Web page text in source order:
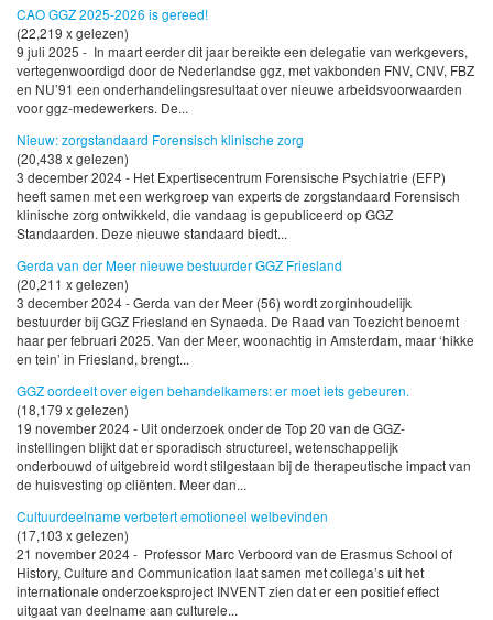
CAO GGZ 2025-2026 is gereed!
(22,219 x gelezen)
9 juli 2025 - In maart eerder dit jaar bereikte een delegatie van werkgevers,
vertegenwoordigd door de Nederlandse ggz, met vakbonden FNV, CNV, FBZ
en NU’91 een onderhandelingsresultaat over nieuwe arbeidsvoorwaarden
voor ggz-medewerkers. De...
Nieuw: zorgstandaard Forensisch klinische zorg
(20,438 x gelezen)
3 december 2024 - Het Expertisecentrum Forensische Psychiatrie (EFP)
heeft samen met een werkgroep van experts de zorgstandaard Forensisch
klinische zorg ontwikkeld, die vandaag is gepubliceerd op GGZ
Standaarden. Deze nieuwe standaard biedt...
Gerda van der Meer nieuwe bestuurder GGZ Friesland
(20,211 x gelezen)
3 december 2024 - Gerda van der Meer (56) wordt zorginhoudelijk
bestuurder bij GGZ Friesland en Synaeda. De Raad van Toezicht benoemt
haar per februari 2025. Van der Meer, woonachtig in Amsterdam, maar ‘hikke
en tein’ in Friesland, brengt...
GGZ oordeelt over eigen behandelkamers: er moet iets gebeuren.
(18,179 x gelezen)
19 november 2024 - Uit onderzoek onder de Top 20 van de GGZ-
instellingen blijkt dat er sporadisch structureel, wetenschappelijk
onderbouwd of uitgebreid wordt stilgestaan bij de therapeutische impact van
de huisvesting op cliënten. Meer dan...
Cultuurdeelname verbetert emotioneel welbevinden
(17,103 x gelezen)
21 november 2024 - Professor Marc Verboord van de Erasmus School of
History, Culture and Communication laat samen met collega’s uit het
internationale onderzoeksproject INVENT zien dat er een positief effect
uitgaat van deelname aan culturele...